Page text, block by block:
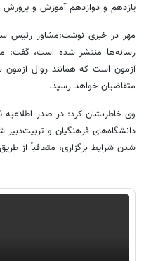
یازدهم و دوازدهم آموزش و پرورش
مهر در خبری نوشت:مشاور رئیس
رسانه‌ها منتشر شده است، گفت:
آزمون است که همانند روال
متقاضیان خواهد رسید.
وی خاطرنشان کرد: در صدر
شدن شرایط برگزاری، متعاقباً از